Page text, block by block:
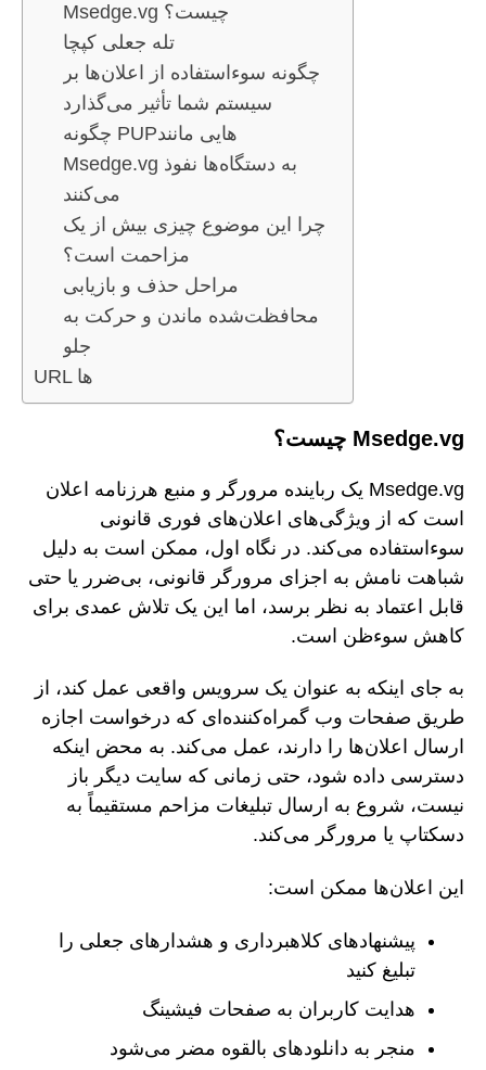
Msedge.vg چیست؟
تله جعلی کپچا
چگونه سوءاستفاده از اعلان‌ها بر
سیستم شما تأثیر می‌گذارد
چگونه PUPهایی مانند
Msedge.vg به دستگاه‌ها نفوذ
می‌کنند
چرا این موضوع چیزی بیش از یک
مزاحمت است؟
مراحل حذف و بازیابی
محافظت‌شده ماندن و حرکت به
جلو
URL ها
Msedge.vg چیست؟
Msedge.vg یک رباینده مرورگر و منبع هرزنامه اعلان
است که از ویژگی‌های اعلان‌های فوری قانونی
سوءاستفاده می‌کند. در نگاه اول، ممکن است به دلیل
شباهت نامش به اجزای مرورگر قانونی، بی‌ضرر یا حتی
قابل اعتماد به نظر برسد، اما این یک تلاش عمدی برای
کاهش سوءظن است.
به جای اینکه به عنوان یک سرویس واقعی عمل کند، از
طریق صفحات وب گمراه‌کننده‌ای که درخواست اجازه
ارسال اعلان‌ها را دارند، عمل می‌کند. به محض اینکه
دسترسی داده شود، حتی زمانی که سایت دیگر باز
نیست، شروع به ارسال تبلیغات مزاحم مستقیماً به
دسکتاپ یا مرورگر می‌کند.
این اعلان‌ها ممکن است:
پیشنهادهای کلاهبرداری و هشدارهای جعلی را
تبلیغ کنید
هدایت کاربران به صفحات فیشینگ
منجر به دانلودهای بالقوه مضر می‌شود